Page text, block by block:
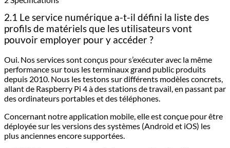
2.1 Le service numérique a-t-il défini la liste des
profils de matériels que les utilisateurs vont
pouvoir employer pour y accéder ?
Oui. Nos services sont conçus pour s’exécuter avec la même
performance sur tous les terminaux grand public produits
depuis 2010. Nous les testons sur différents modèles concrets,
allant de Raspberry Pi 4 à des stations de travail, en passant par
des ordinateurs portables et des téléphones.
Concernant notre application mobile, elle est conçue pour être
déployée sur les versions des systèmes (Android et iOS) les
plus anciennes encore supportées.